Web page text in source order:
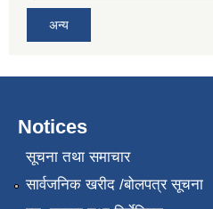
अन्य
Notices
सूचना तथा समाचार
सार्वजनिक खरीद /बोलपत्र सूचना